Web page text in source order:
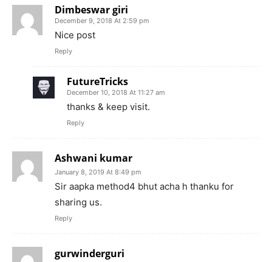
Dimbeswar giri
December 9, 2018 At 2:59 pm
Nice post
Reply
FutureTricks
December 10, 2018 At 11:27 am
thanks & keep visit.
Reply
Ashwani kumar
January 8, 2019 At 8:49 pm
Sir aapka method4 bhut acha h thanku for
sharing us.
Reply
gurwinderguri